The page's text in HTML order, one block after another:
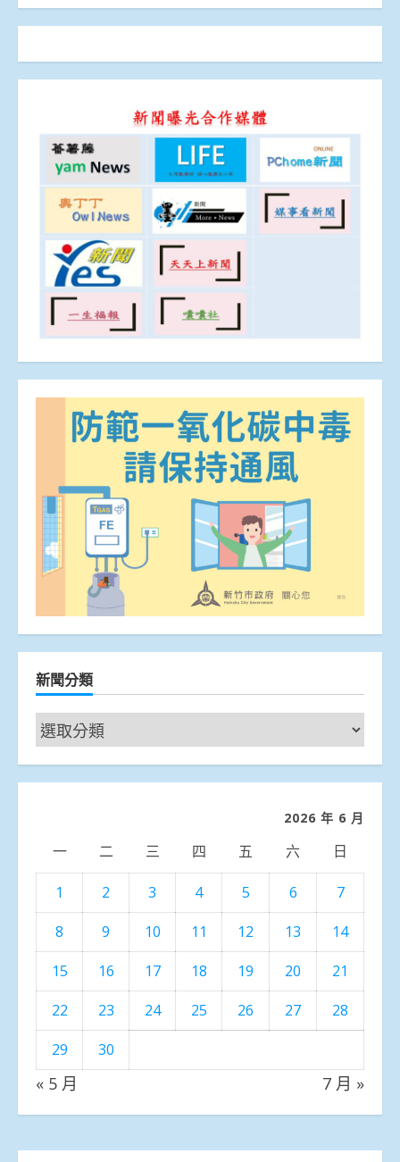
新聞分類
新
聞
分
2026 年 6 月
一 二 三 四 五 六 日
1 2 3 4 5 6
7
8
9 10 11 12 13
14
15
16 17 18 19 20
21
22
23 24 25 26 27
28
29
30
« 5 月 7 月 »